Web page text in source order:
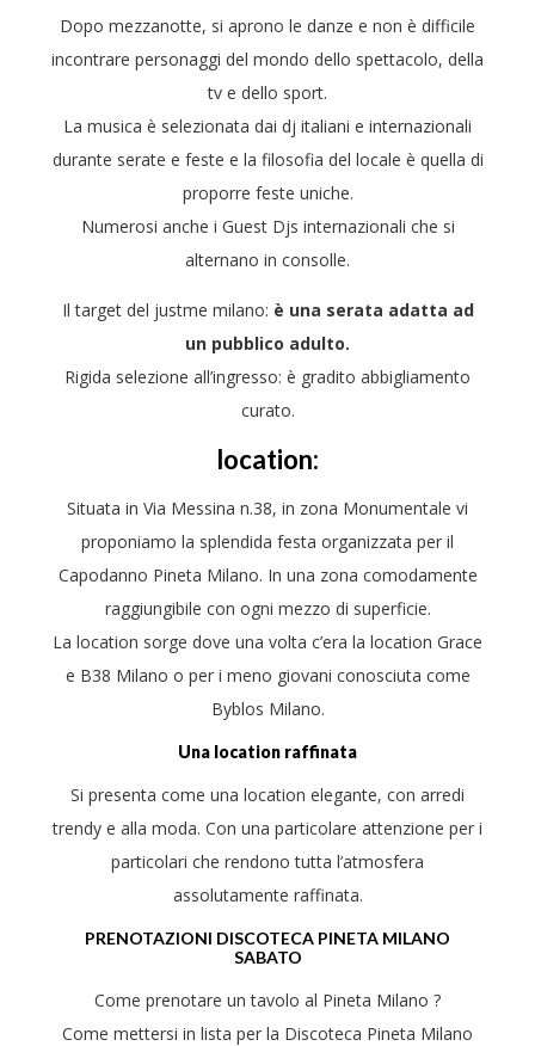
Dopo mezzanotte, si aprono le danze e non è difficile
incontrare personaggi del mondo dello spettacolo, della
tv e dello sport.
La musica è selezionata dai dj italiani e internazionali
durante serate e feste e la filosofia del locale è quella di
proporre feste uniche.
Numerosi anche i Guest Djs internazionali che si
alternano in consolle.
Il target del justme milano: è una serata adatta ad
un pubblico adulto.
Rigida selezione all’ingresso: è gradito abbigliamento
curato.
location:
Situata in Via Messina n.38, in zona Monumentale vi
proponiamo la splendida festa organizzata per il
Capodanno Pineta Milano. In una zona comodamente
raggiungibile con ogni mezzo di superficie.
La location sorge dove una volta c’era la location Grace
e B38 Milano o per i meno giovani conosciuta come
Byblos Milano.
Una location raffinata
Si presenta come una location elegante, con arredi
trendy e alla moda. Con una particolare attenzione per i
particolari che rendono tutta l’atmosfera
assolutamente raffinata.
PRENOTAZIONI DISCOTECA PINETA MILANO
SABATO
Come prenotare un tavolo al Pineta Milano ?
Come mettersi in lista per la Discoteca Pineta Milano